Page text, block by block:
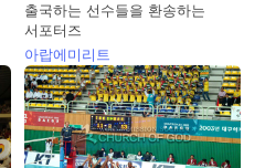
출국하는 선수들을 환송하는
서포터즈
아랍에미리트